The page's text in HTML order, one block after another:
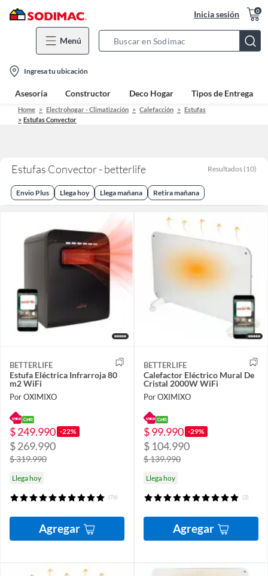
Inicia sesión 0
Menú
Bar
location-
icon
Ingresa tu ubicación
Asesoría Constructor Deco Hogar Tipos de Entrega
Home Electrohogar - Climatización Calefacción
Estufas
Estufas Convector
Estufas Convector - betterlife Resultados (10)
Envio Plus Llega hoy Llega mañana Retira mañana
BETTERLIFE
Estufa Eléctrica Infrarroja 80
m2 WiFi
Por OXIMIXO
$ 249.990 -22%
$ 269.990
$ 319.990
Llega hoy
(76)
Agregar
BETTERLIFE
Calefactor Eléctrico Mural De
Cristal 2000W WiFi
Por OXIMIXO
$ 99.990 -29%
$ 104.990
$ 139.990
Llega hoy
(2)
Agregar